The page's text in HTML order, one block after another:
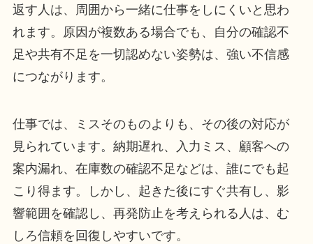
返す人は、周囲から一緒に仕事をしにくいと思わ
れます。原因が複数ある場合でも、自分の確認不
足や共有不足を一切認めない姿勢は、強い不信感
につながります。
仕事では、ミスそのものよりも、その後の対応が
見られています。納期遅れ、入力ミス、顧客への
案内漏れ、在庫数の確認不足などは、誰にでも起
こり得ます。しかし、起きた後にすぐ共有し、影
響範囲を確認し、再発防止を考えられる人は、む
しろ信頼を回復しやすいです。